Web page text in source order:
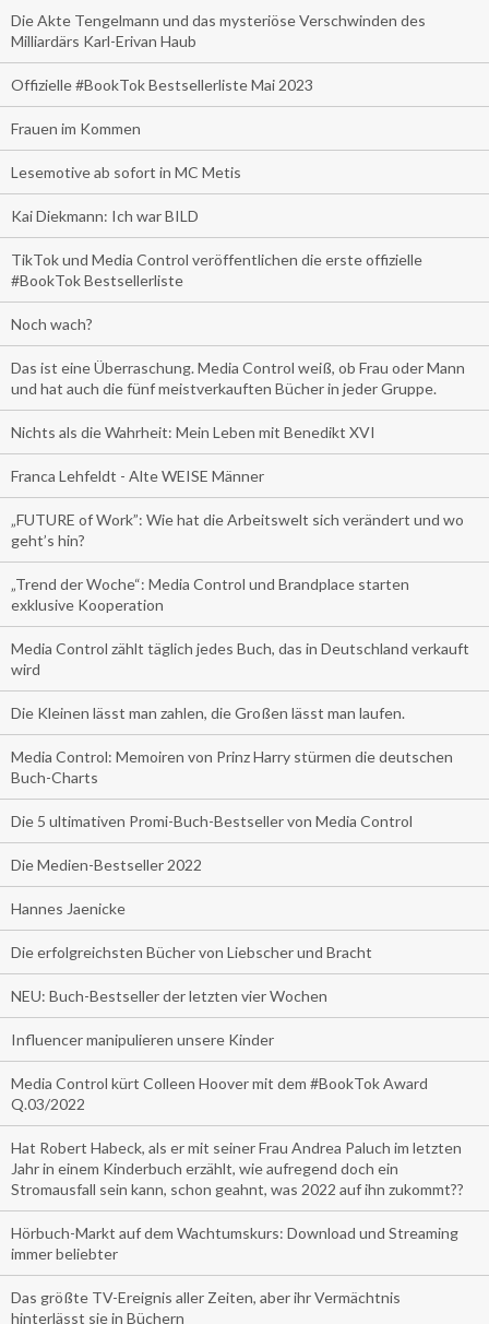
Die Akte Tengelmann und das mysteriöse Verschwinden des
Milliardärs Karl-Erivan Haub
Offizielle #BookTok Bestsellerliste Mai 2023
Frauen im Kommen
Lesemotive ab sofort in MC Metis
Kai Diekmann: Ich war BILD
TikTok und Media Control veröffentlichen die erste offizielle
#BookTok Bestsellerliste
Noch wach?
Das ist eine Überraschung. Media Control weiß, ob Frau oder Mann
und hat auch die fünf meistverkauften Bücher in jeder Gruppe.
Nichts als die Wahrheit: Mein Leben mit Benedikt XVI
Franca Lehfeldt - Alte WEISE Männer
„FUTURE of Work”: Wie hat die Arbeitswelt sich verändert und wo
geht’s hin?
„Trend der Woche“: Media Control und Brandplace starten
exklusive Kooperation
Media Control zählt täglich jedes Buch, das in Deutschland verkauft
wird
Die Kleinen lässt man zahlen, die Großen lässt man laufen.
Media Control: Memoiren von Prinz Harry stürmen die deutschen
Buch-Charts
Die 5 ultimativen Promi-Buch-Bestseller von Media Control
Die Medien-Bestseller 2022
Hannes Jaenicke
Die erfolgreichsten Bücher von Liebscher und Bracht
NEU: Buch-Bestseller der letzten vier Wochen
Influencer manipulieren unsere Kinder
Media Control kürt Colleen Hoover mit dem #BookTok Award
Q.03/2022
Hat Robert Habeck, als er mit seiner Frau Andrea Paluch im letzten
Jahr in einem Kinderbuch erzählt, wie aufregend doch ein
Stromausfall sein kann, schon geahnt, was 2022 auf ihn zukommt??
Hörbuch-Markt auf dem Wachtumskurs: Download und Streaming
immer beliebter
Das größte TV-Ereignis aller Zeiten, aber ihr Vermächtnis
hinterlässt sie in Büchern